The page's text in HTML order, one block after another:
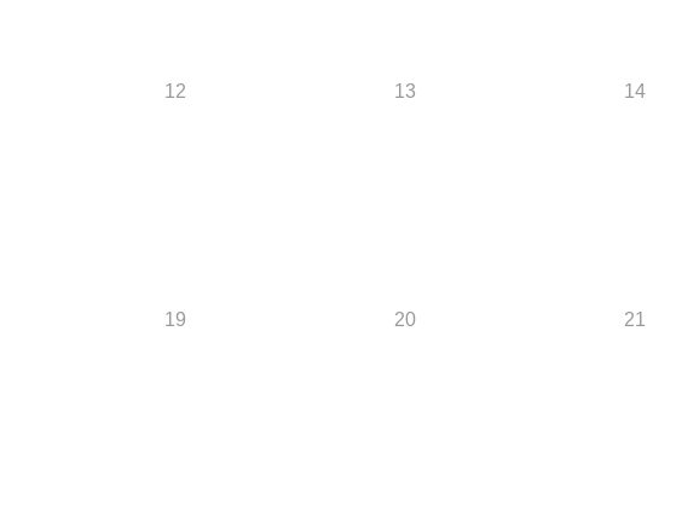
12 13 14
19 20 21